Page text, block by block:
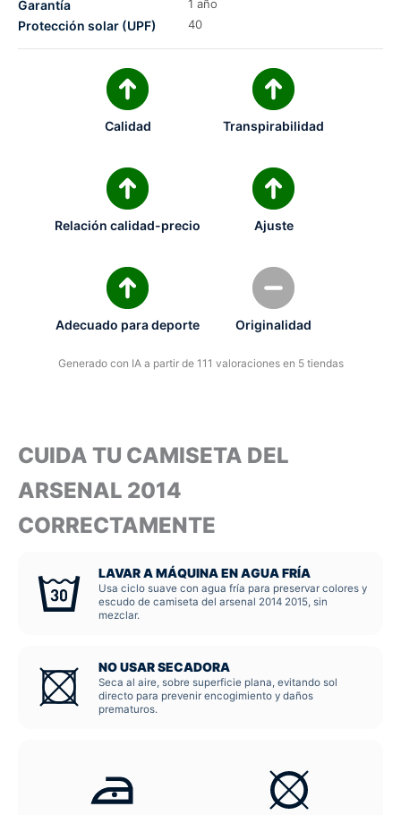
Garantía 1 año
Protección solar (UPF) 40
Calidad Transpirabilidad
Relación calidad-precio Ajuste
Adecuado para deporte Originalidad
Generado con IA a partir de 111 valoraciones en 5 tiendas
CUIDA TU CAMISETA DEL
ARSENAL 2014
CORRECTAMENTE
LAVAR A MÁQUINA EN AGUA FRÍA
Usa ciclo suave con agua fría para preservar colores y
escudo de camiseta del arsenal 2014 2015, sin
mezclar.
NO USAR SECADORA
Seca al aire, sobre superficie plana, evitando sol
directo para prevenir encogimiento y daños
prematuros.